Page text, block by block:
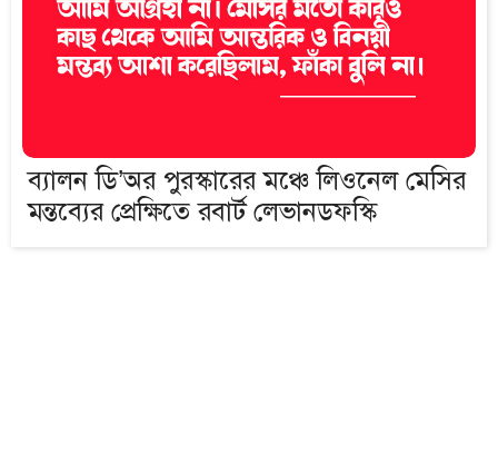
ব্যালন ডি’অর পুরস্কারের মঞ্চে লিওনেল মেসির
মন্তব্যের প্রেক্ষিতে রবার্ট লেভানডফস্কি